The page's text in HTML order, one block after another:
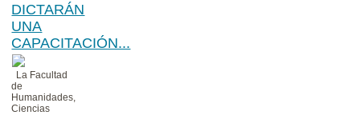
DICTARÁN
UNA
CAPACITACIÓN...
La Facultad
de
Humanidades,
Ciencias